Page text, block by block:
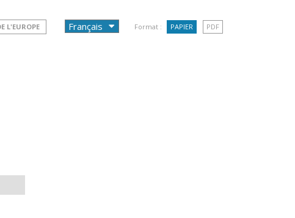
L'EUROPE Format : PAPIER PDF